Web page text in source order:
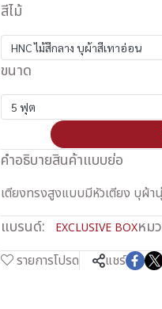
สีไม้
HNC ไม้สีกลาง บุผ้าสีเทาอ่อน
ขนาด
5 ฟุต
คำอธิบายสินค้าแบบย่อ
เตียงทรงสูงแบบมีหัวเตียง บุผ้
แบรนด์: EXCLUSIVE BOXหม
รายการโปรด แชร์